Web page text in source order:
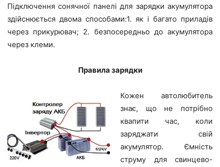
Підключення сонячної панелі для зарядки акумулятора
здійснюється двома способами:1. як і багато приладів
через прикурювач; 2. безпосередньо до акумулятора
через клеми.
Правила зарядки
Кожен автолюбитель
знає, що не потрібно
квапити час, коли
заряджати свій
акумулятор. Ємність
струму для свинцево-